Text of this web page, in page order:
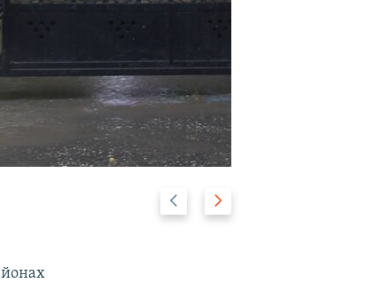
Предыдущий
слайд
Следующий
слайд